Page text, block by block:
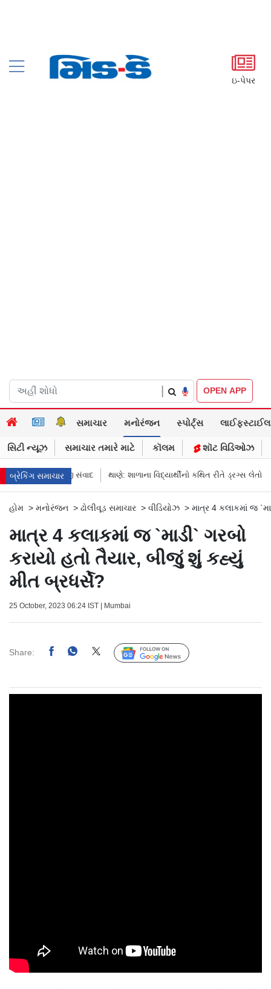
ઇ-પેપર
OPEN APP
સમાચાર મનોરંજન સ્પોર્ટ્સ લાઈફસ્ટાઈલ
સિટી ન્યૂઝ સમાચાર તમારે માટે કૉલમ શૉટ વિડિઓઝ
બ્રેકિંગ સમાચાર
રમુજી સંવાદ થાણે: શાળાના વિદ્યાર્થીનો કથિત રીતે ડ્રગ્સ લેતો વીડિયો
હોમ > મનોરંજન > ઢોલીવૂડ સમાચાર > વીડિયોઝ > માત્ર 4 કલાકમાં જ
માત્ર 4 કલાકમાં જ `માડી` ગરબો
કરાયો હતો તૈયાર, બીજું શું કહ્યું
મીત બ્રધર્સે?
25 October, 2023 06:24 IST | Mumbai
Share: Follow Us